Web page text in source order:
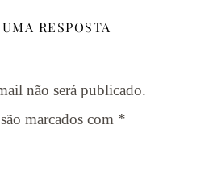
RESPOSTA
não será publicado.
marcados com *